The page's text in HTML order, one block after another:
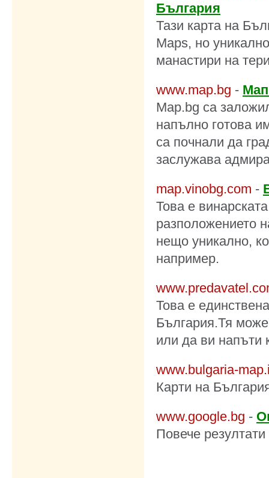
България
Тази карта на
Maps, но
манастири на
www.map.bg -
Map.bg са
напълно готова
са почнали да
заслужава
map.vinobg.com -
Това е
разположението
нещо уникално,
например.
Това е
България.Тя
или да ви напъти
www.bulgaria-
Карти на
www.google.bg -
Повече